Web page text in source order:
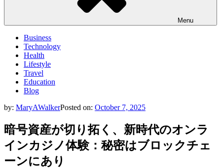
Menu
Business
Technology
Health
Lifestyle
Travel
Education
Blog
by: MaryAWalkerPosted on: October 7, 2025
暗号資産が切り拓く、新時代のオンラ
インカジノ体験：秘密はブロックチェ
ーンにあり